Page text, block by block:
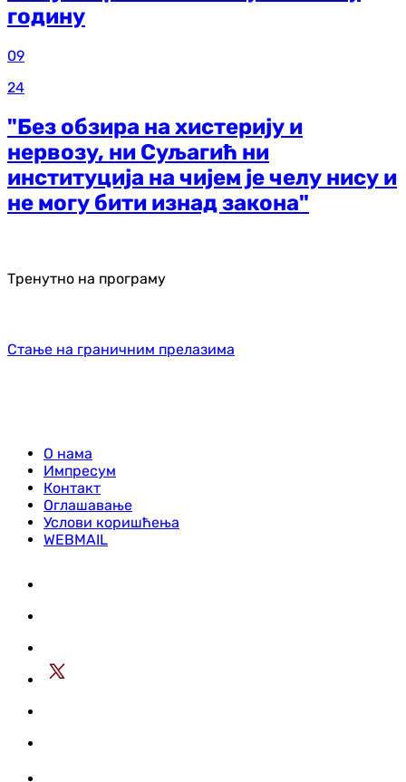
годину
09
24
"Без обзира на хистерију и
нервозу, ни Суљагић ни
институција на чијем је челу нису и
не могу бити изнад закона"
Тренутно на програму
Стање на граничним прелазима
О нама
Импресум
Контакт
Оглашавање
Услови коришћења
WEBMAIL